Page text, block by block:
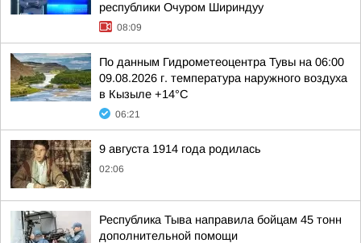
республики Очуром Шириндуу
08:09
По данным Гидрометеоцентра Тувы на 06:00
09.08.2026 г. температура наружного воздуха
в Кызыле +14°С
06:21
9 августа 1914 года родилась
02:06
Республика Тыва направила бойцам 45 тонн
дополнительной помощи